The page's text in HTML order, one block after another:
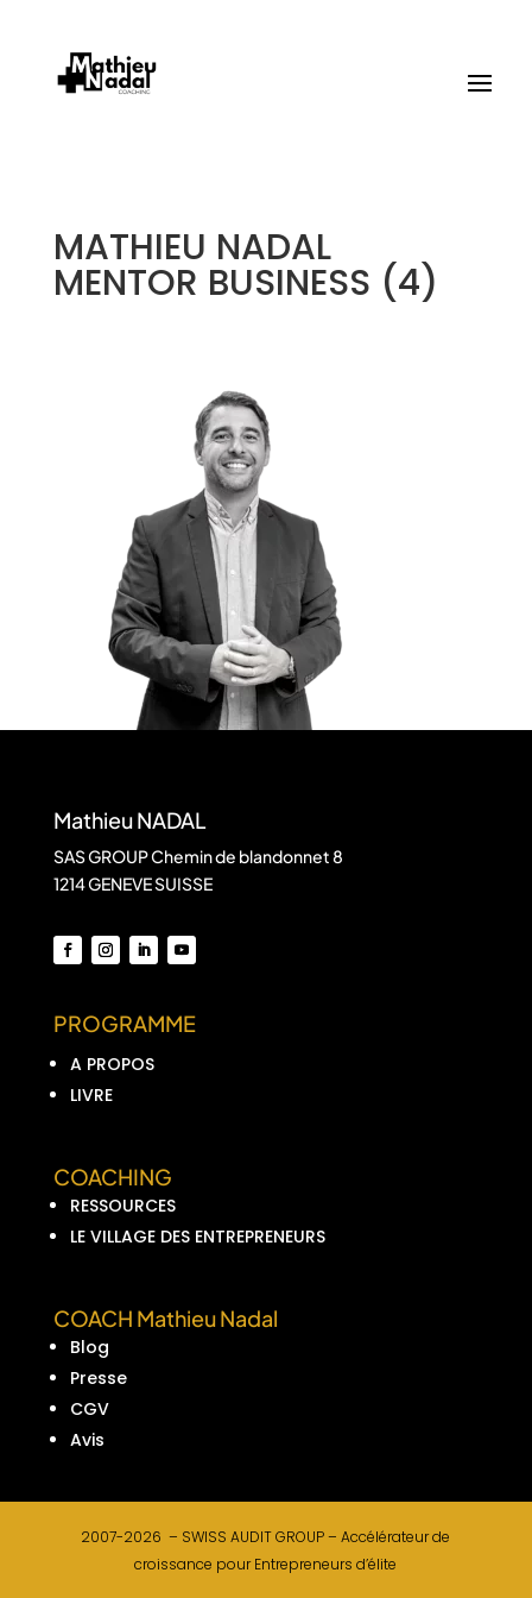
MATHIEU NADAL
MENTOR BUSINESS (4)
Mathieu NADAL
SAS GROUP Chemin de blandonnet 8
1214 GENEVE SUISSE
PROGRAMME
A PROPOS
LIVRE
COACHING
RESSOURCES
LE VILLAGE DES ENTREPRENEURS
COACH Mathieu Nadal
Blog
Presse
CGV
Avis
2007-2026 – SWISS AUDIT GROUP –Accélérateur de
croissance pour Entrepreneurs d’élite